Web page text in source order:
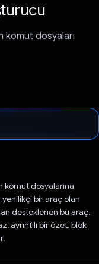
komut dosyaları
komut dosyalarına
bir araç olan
desteklenen bu araç,
ayrıntılı bir özet, blok